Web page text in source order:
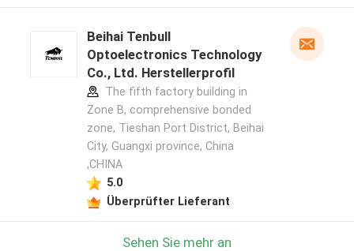
Beihai Tenbull
Optoelectronics Technology
Co., Ltd. Herstellerprofil
The fifth factory building in
Zone B, comprehensive bonded
zone, Tieshan Port District, Beihai
City, Guangxi province, China
,CHINA
5.0
Überprüfter Lieferant
Sehen Sie mehr an